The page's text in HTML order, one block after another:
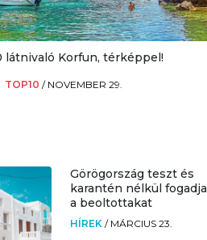
látnivaló Korfun, térképpel!
TOP10 / NOVEMBER 29.
Görögország teszt és
karantén nélkül fogadja
a beoltottakat
HÍREK / MÁRCIUS 23.